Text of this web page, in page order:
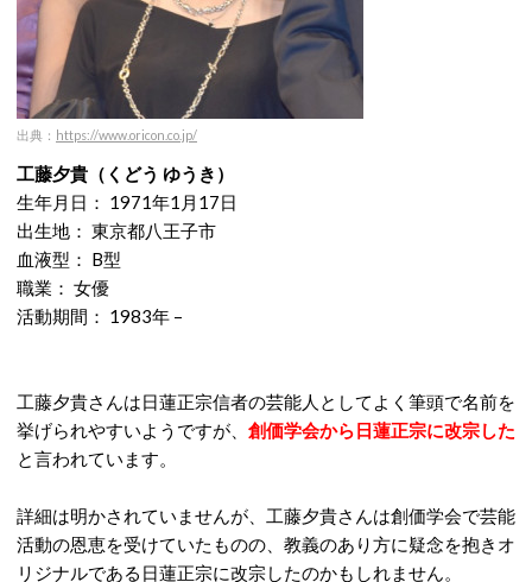
出典： https://www.oricon.co.jp/
工藤夕貴（くどう ゆうき）
生年月日： 1971年1月17日
出生地： 東京都八王子市
血液型： B型
職業： 女優
活動期間： 1983年 –
工藤夕貴さんは日蓮正宗信者の芸能人としてよく筆頭で名前を
挙げられやすいようですが、 創価学会から日蓮正宗に改宗した
と言われています。
詳細は明かされていませんが、工藤夕貴さんは創価学会で芸能
活動の恩恵を受けていたものの、教義のあり方に疑念を抱きオ
リジナルである日蓮正宗に改宗したのかもしれません。